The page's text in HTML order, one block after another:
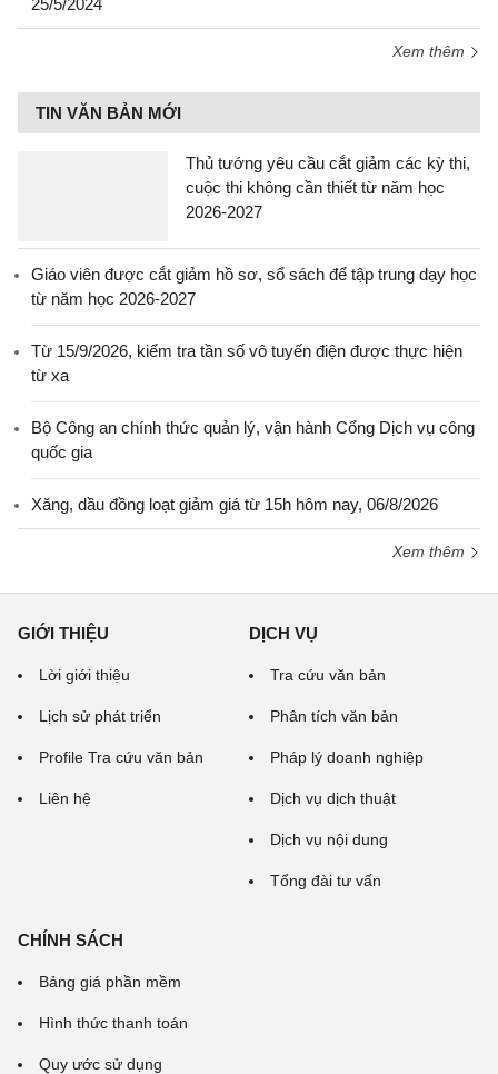
25/5/2024
Xem thêm
TIN VĂN BẢN MỚI
Thủ tướng yêu cầu cắt giảm các kỳ thi,
cuộc thi không cần thiết từ năm học
2026-2027
Giáo viên được cắt giảm hồ sơ, sổ sách để tập trung dạy học
từ năm học 2026-2027
Từ 15/9/2026, kiểm tra tần số vô tuyến điện được thực hiện
từ xa
Bộ Công an chính thức quản lý, vận hành Cổng Dịch vụ công
quốc gia
Xăng, dầu đồng loạt giảm giá từ 15h hôm nay, 06/8/2026
Xem thêm
GIỚI THIỆU
Lời giới thiệu
Lịch sử phát triển
Profile Tra cứu văn bản
Liên hệ
DỊCH VỤ
Tra cứu văn bản
Phân tích văn bản
Pháp lý doanh nghiệp
Dịch vụ dịch thuật
Dịch vụ nội dung
Tổng đài tư vấn
CHÍNH SÁCH
Bảng giá phần mềm
Hình thức thanh toán
Quy ước sử dụng